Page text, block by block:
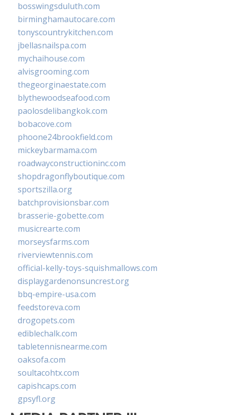
bosswingsduluth.com
birminghamautocare.com
tonyscountrykitchen.com
jbellasnailspa.com
mychaihouse.com
alvisgrooming.com
thegeorginaestate.com
blythewoodseafood.com
paolosdelibangkok.com
bobacove.com
phoone24brookfield.com
mickeybarmama.com
roadwayconstructioninc.com
shopdragonflyboutique.com
sportszilla.org
batchprovisionsbar.com
brasserie-gobette.com
musicrearte.com
morseysfarms.com
riverviewtennis.com
official-kelly-toys-squishmallows.com
displaygardenonsuncrest.org
bbq-empire-usa.com
feedstoreva.com
drogopets.com
ediblechalk.com
tabletennisnearme.com
oaksofa.com
soultacohtx.com
capishcaps.com
gpsyfl.org